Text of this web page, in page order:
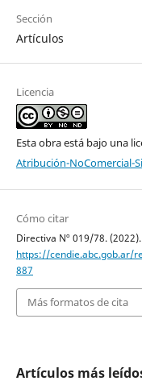
Sección
Artículos
Licencia
Esta obra está bajo una
Atribución-NoComercial-
Cómo citar
Directiva Nº 019/78.
https://cendie.abc.gob.ar/
887
Más formatos de cita
Artículos más